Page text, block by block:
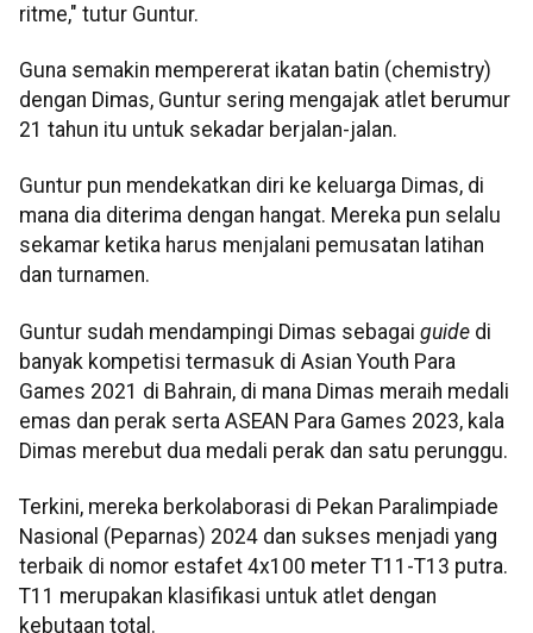
ritme," tutur Guntur.
Guna semakin mempererat ikatan batin (chemistry)
dengan Dimas, Guntur sering mengajak atlet berumur
21 tahun itu untuk sekadar berjalan-jalan.
Guntur pun mendekatkan diri ke keluarga Dimas, di
mana dia diterima dengan hangat. Mereka pun selalu
sekamar ketika harus menjalani pemusatan latihan
dan turnamen.
Guntur sudah mendampingi Dimas sebagai guide di
banyak kompetisi termasuk di Asian Youth Para
Games 2021 di Bahrain, di mana Dimas meraih medali
emas dan perak serta ASEAN Para Games 2023, kala
Dimas merebut dua medali perak dan satu perunggu.
Terkini, mereka berkolaborasi di Pekan Paralimpiade
Nasional (Peparnas) 2024 dan sukses menjadi yang
terbaik di nomor estafet 4x100 meter T11-T13 putra.
T11 merupakan klasifikasi untuk atlet dengan
kebutaan total.